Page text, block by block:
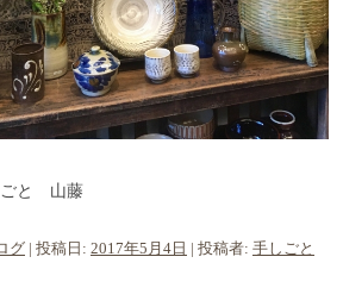
ごと 山藤
グ | 投稿日: 2017年5月4日 | 投稿者: 手しごと